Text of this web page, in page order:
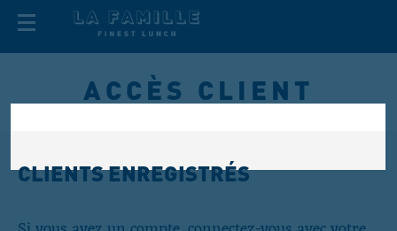
ACCÈS CLIENT
CLIENTS ENREGISTRÉS